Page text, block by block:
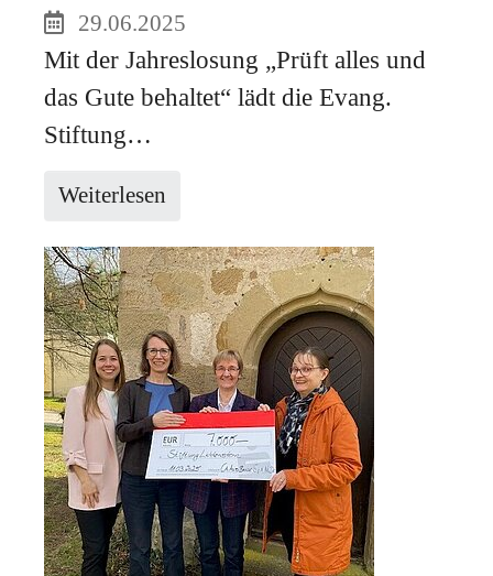
29.06.2025
Mit der Jahreslosung „Prüft alles und
das Gute behaltet“ lädt die Evang.
Stiftung…
Weiterlesen